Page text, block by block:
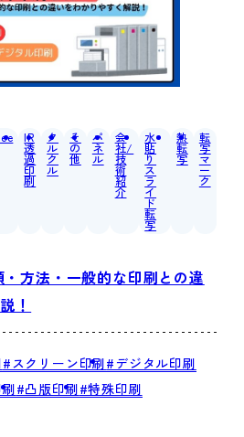
IR
透
過
印
刷
ク
ル
ク
ル
そ
の
他
パ
ネ
ル
会
社/
技
術
紹
介
水
貼
り
ス
ラ
イ
ド
転
写
熱
転
写
転
写
マ
ー
ク
方法・一般的な印刷との違
！
#スクリーン印刷#デジタル印刷
#凸版印刷#特殊印刷